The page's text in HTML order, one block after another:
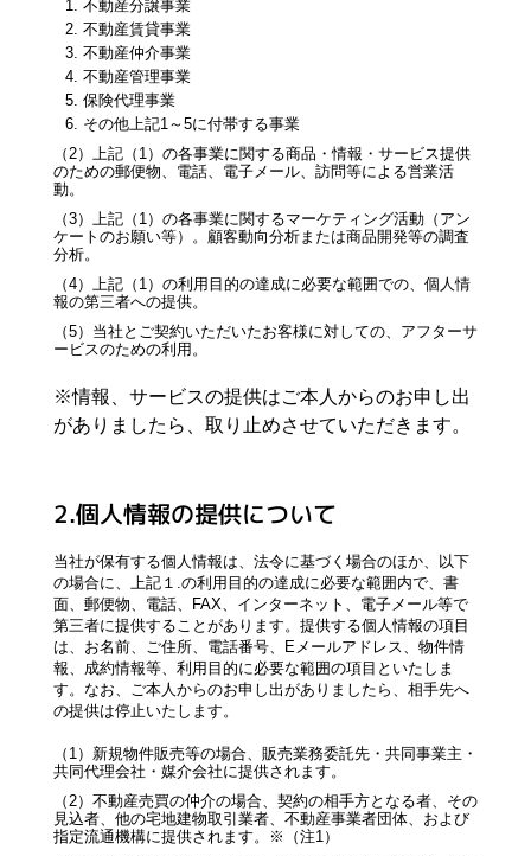
不動産分譲事業
不動産賃貸事業
不動産仲介事業
不動産管理事業
保険代理事業
その他上記1～5に付帯する事業
（2）上記（1）の各事業に関する商品・情報・サービス提供
のための郵便物、電話、電子メール、訪問等による営業活
動。
（3）上記（1）の各事業に関するマーケティング活動（アン
ケートのお願い等）。顧客動向分析または商品開発等の調査
分析。
（4）上記（1）の利用目的の達成に必要な範囲での、個人情
報の第三者への提供。
（5）当社とご契約いただいたお客様に対しての、アフターサ
ービスのための利用。
※情報、サービスの提供はご本人からのお申し出
がありましたら、取り止めさせていただきます。
2.個人情報の提供について
当社が保有する個人情報は、法令に基づく場合のほか、以下
の場合に、上記１.の利用目的の達成に必要な範囲内で、書
面、郵便物、電話、FAX、インターネット、電子メール等で
第三者に提供することがあります。提供する個人情報の項目
は、お名前、ご住所、電話番号、Eメールアドレス、物件情
報、成約情報等、利用目的に必要な範囲の項目といたしま
す。なお、ご本人からのお申し出がありましたら、相手先へ
の提供は停止いたします。
（1）新規物件販売等の場合、販売業務委託先・共同事業主・
共同代理会社・媒介会社に提供されます。
（2）不動産売買の仲介の場合、契約の相手方となる者、その
見込者、他の宅地建物取引業者、不動産事業者団体、および
指定流通機構に提供されます。※（注1）